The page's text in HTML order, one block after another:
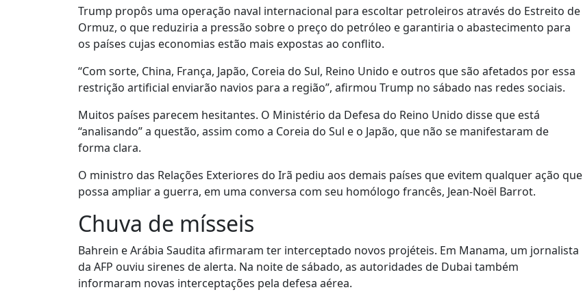
Trump propôs uma operação naval internacional para escoltar petroleiros através do Estreito de
Ormuz, o que reduziria a pressão sobre o preço do petróleo e garantiria o abastecimento para
os países cujas economias estão mais expostas ao conflito.
“Com sorte, China, França, Japão, Coreia do Sul, Reino Unido e outros que são afetados por essa
restrição artificial enviarão navios para a região”, afirmou Trump no sábado nas redes sociais.
Muitos países parecem hesitantes. O Ministério da Defesa do Reino Unido disse que está
“analisando” a questão, assim como a Coreia do Sul e o Japão, que não se manifestaram de
forma clara.
O ministro das Relações Exteriores do Irã pediu aos demais países que evitem qualquer ação que
possa ampliar a guerra, em uma conversa com seu homólogo francês, Jean-Noël Barrot.
Chuva de mísseis
Bahrein e Arábia Saudita afirmaram ter interceptado novos projéteis. Em Manama, um jornalista
da AFP ouviu sirenes de alerta. Na noite de sábado, as autoridades de Dubai também
informaram novas interceptações pela defesa aérea.